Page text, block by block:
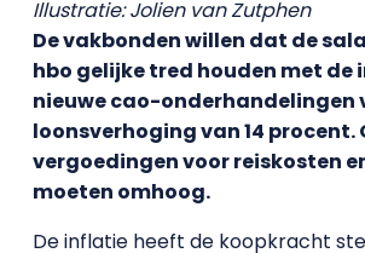
Illustratie: Jolien van Zutphen
De vakbonden willen dat de
hbo gelijke tred houden met de
nieuwe cao-onderhandelingen
loonsverhoging van 14 procent.
vergoedingen voor reiskosten
moeten omhoog.
De inflatie heeft de koopkracht